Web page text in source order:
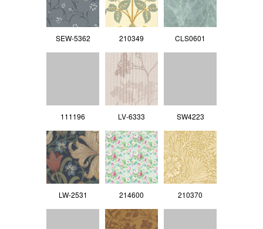
SEW-5362 210349 CLS0601
111196 LV‐6333 SW4223
LW-2531 214600 210370